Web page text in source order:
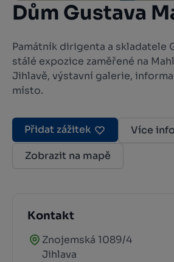
Dům Gustava
Památník dirigenta a skladatele
stálé expozice zaměřené na
Jihlavě, výstavní galerie,
místo.
Přidat zážitek
Více
Zobrazit na mapě
Kontakt
Znojemská 1089/4
Jihlava